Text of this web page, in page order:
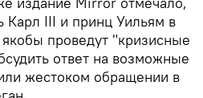
Карл III и принц Уильям в
проведут "кризисные
ответ на возможные
жестоком обращении в